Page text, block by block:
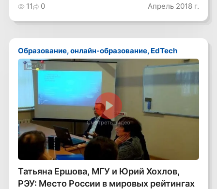
11 0 Апрель 2018 г.
Образование, онлайн-образование, EdTech
Смотреть видео
Татьяна Ершова, МГУ и Юрий Хохлов,
РЭУ: Место России в мировых рейтингах